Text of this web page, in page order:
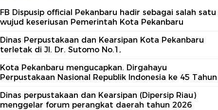
FB Dispusip official Pekanbaru hadir sebagai salah satu
wujud keseriusan Pemerintah Kota Pekanbaru
Dinas Perpustakaan dan Kearsipan Kota Pekanbaru
terletak di Jl. Dr. Sutomo No.1,
Kota Pekanbaru mengucapkan. Dirgahayu
Perpustakaan Nasional Republik Indonesia ke 45 Tahun
Dinas perpustakaan dan Kearsipan (Dipersip Riau)
menggelar forum perangkat daerah tahun 2026